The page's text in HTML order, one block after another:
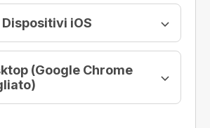
Dispositivi iOS
(Google Chrome